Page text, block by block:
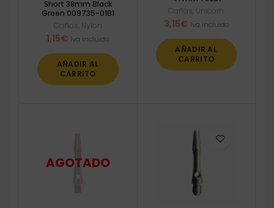
Short 38mm Black
Green 009735-01B1
Cañas Nylon
1,15€ Iva incluido
AÑADIR AL
CARRITO
Cañas Unicorn
3,15€ Iva incluido
AÑADIR AL
CARRITO